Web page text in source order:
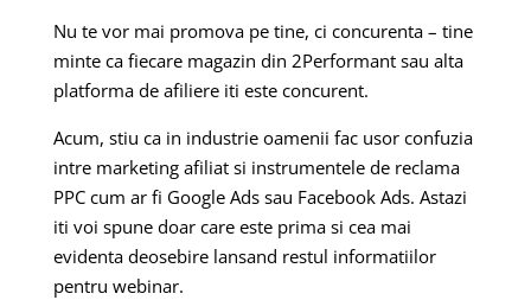
Nu te vor mai promova pe tine, ci concurenta – tine
minte ca fiecare magazin din 2Performant sau alta
platforma de afiliere iti este concurent.
Acum, stiu ca in industrie oamenii fac usor confuzia
intre marketing afiliat si instrumentele de reclama
PPC cum ar fi Google Ads sau Facebook Ads. Astazi
iti voi spune doar care este prima si cea mai
evidenta deosebire lansand restul informatiilor
pentru webinar.